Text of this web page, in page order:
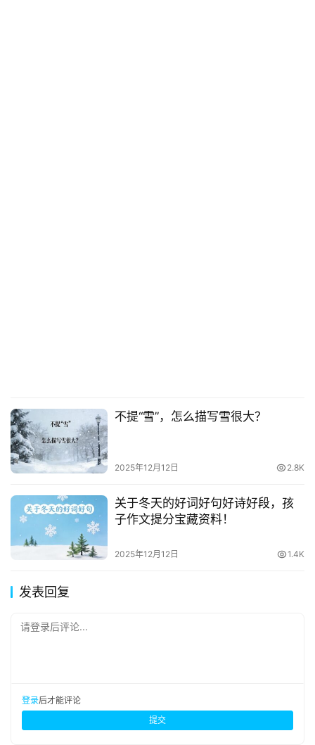
不提“雪”，怎么描写雪很大？
2025年12月12日 2.8K
关于冬天的好词好句好诗好段，孩
子作文提分宝藏资料！
2025年12月12日 1.4K
发表回复
请登录后评论...
登录后才能评论
提交